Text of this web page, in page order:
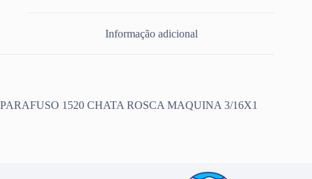
Informação adicional
PARAFUSO 1520 CHATA ROSCA MAQUINA 3/16X1